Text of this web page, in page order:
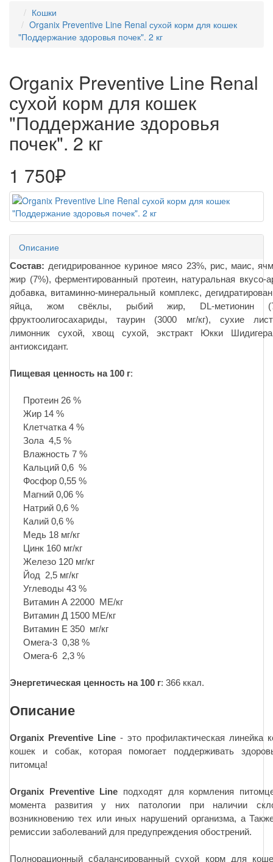
Кошки
Organix Preventive Line Renal сухой корм для кошек
"Поддержание здоровья почек". 2 кг
Organix Preventive Line Renal
сухой корм для кошек
"Поддержание здоровья
почек". 2 кг
1 750₽
Описание
Состав: дегидрированное куриное мясо 23%, рис, маис,
жир (7%), ферментированный протеин, натуральная вкусо-
добавка, витаминно-минеральный комплекс,
яйца, жом свёклы, рыбий жир, DL-метионин
фруктоолигосахариды, таурин (3000 мг/кг), сухие
лимонник сухой, хвощ сухой, экстракт Юкки
антиоксидант.
Пищевая ценность на 100 г:
Протеин 26 %
Жир 14 %
Клетчатка 4 %
Зола 4,5 %
Влажность 7 %
Кальций 0,6 %
Фосфор 0,55 %
Магний 0,06 %
Натрий 0,6 %
Калий 0,6 %
Медь 18 мг/кг
Цинк 160 мг/кг
Железо 120 мг/кг
Йод 2,5 мг/кг
Углеводы 43 %
Витамин А 22000 МЕ/кг
Витамин Д 1500 МЕ/кг
Витамин Е 350 мг/кг
Омега-3 0,38 %
Омега-6 2,3 %
Энергетическая ценность на 100 г: 366 ккал.
Описание
Organix Preventive Line - это профилактическая линейка
кошек и собак, которая помогает поддерживать
питомца!
Organix Preventive Line подходят для кормления
момента развития у них патологии при наличии
возникновению тех или иных нарушений организма, а
ремиссии заболеваний для предупреждения обострений.
Полнорационный сбалансированный сухой корм для